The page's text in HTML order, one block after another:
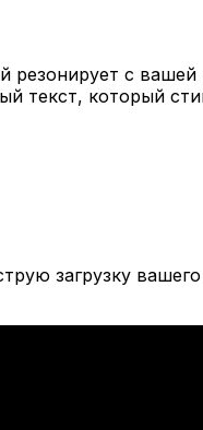
с
текст, который
загрузку